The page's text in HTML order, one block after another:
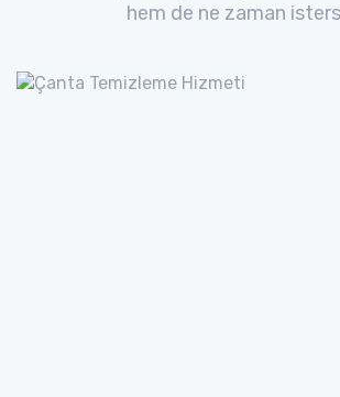
hem de ne zaman